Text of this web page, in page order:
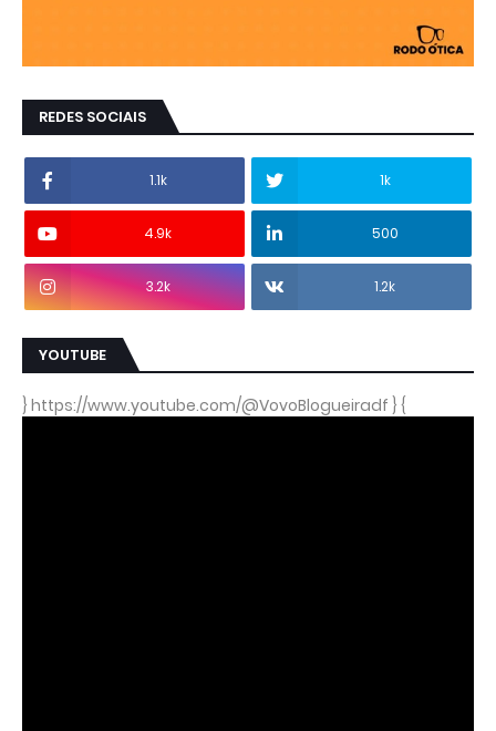
REDES SOCIAIS
1.1k 1k
4.9k 500
3.2k 1.2k
YOUTUBE
} https://www.youtube.com/@VovoBlogueiradf } {